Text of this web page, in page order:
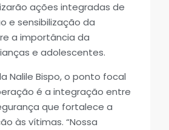
ações integradas de
e sensibilização da
a importância da
e adolescentes.
Nalile Bispo, o ponto focal
é a integração entre
que fortalece a
às vítimas. “Nossa